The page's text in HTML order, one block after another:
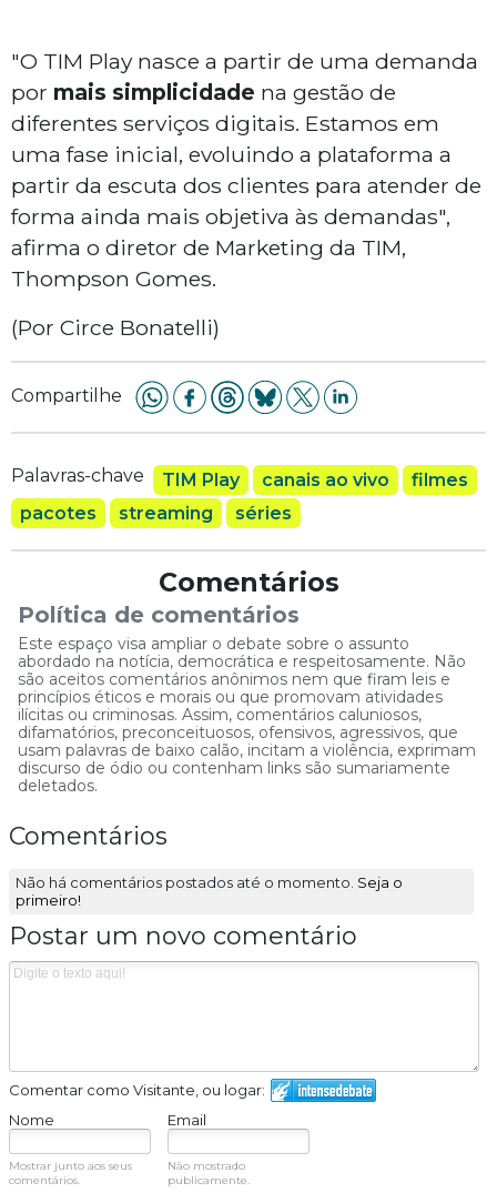
"O TIM Play nasce a partir de uma demanda
por mais simplicidade na gestão de
diferentes serviços digitais. Estamos em
uma fase inicial, evoluindo a plataforma a
partir da escuta dos clientes para atender de
forma ainda mais objetiva às demandas",
afirma o diretor de Marketing da TIM,
Thompson Gomes.
(Por Circe Bonatelli)
Compartilhe
Palavras-chave TIM Play canais ao vivo
filmes
pacotes
streaming séries
Comentários
Política de comentários
Este espaço visa ampliar o debate sobre o assunto
abordado na notícia, democrática e respeitosamente. Não
são aceitos comentários anônimos nem que firam leis e
princípios éticos e morais ou que promovam atividades
ilícitas ou criminosas. Assim, comentários caluniosos,
difamatórios, preconceituosos, ofensivos, agressivos, que
usam palavras de baixo calão, incitam a violência, exprimam
discurso de ódio ou contenham links são sumariamente
deletados.
Comentários
Não há comentários postados até o momento. Seja o
primeiro!
Postar um novo comentário
Comentar como Visitante, ou logar:
Nome
Email
Mostrar junto aos seus
comentários.
Não mostrado
publicamente.